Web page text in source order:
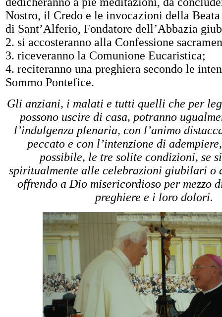
Nostro, il Credo e le invocazioni della
di Sant’Alferio, Fondatore dell’Abbazia
2. si accosteranno alla Confessione
3. riceveranno la Comunione Eucaristica;
4. reciteranno una preghiera secondo le
Sommo Pontefice.
Gli anziani, i malati e tutti quelli che per
possono uscire di casa, potranno
l’indulgenza plenaria, con l’animo
peccato e con l’intenzione di
possibile, le tre solite condizioni, se
spiritualmente alle celebrazioni giubilari o
offrendo a Dio misericordioso per mezzo
preghiere e i loro dolori.